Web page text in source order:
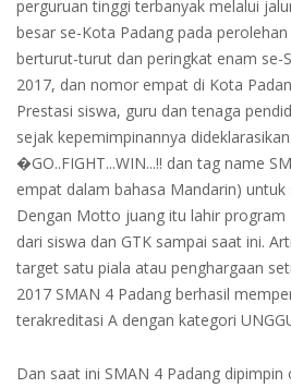
perguruan tinggi terbanyak melalui
besar se-Kota Padang pada
berturut-turut dan peringkat enam se-
2017, dan nomor empat di Kota
Prestasi siswa, guru dan tenaga
sejak kepemimpinannya
�GO..FIGHT...WIN...!! dan tag name
empat dalam bahasa Mandarin) untuk
Dengan Motto juang itu lahir program
dari siswa dan GTK sampai saat ini.
target satu piala atau penghargaan
2017 SMAN 4 Padang berhasil
terakreditasi A dengan kategori
Dan saat ini SMAN 4 Padang dipimpin